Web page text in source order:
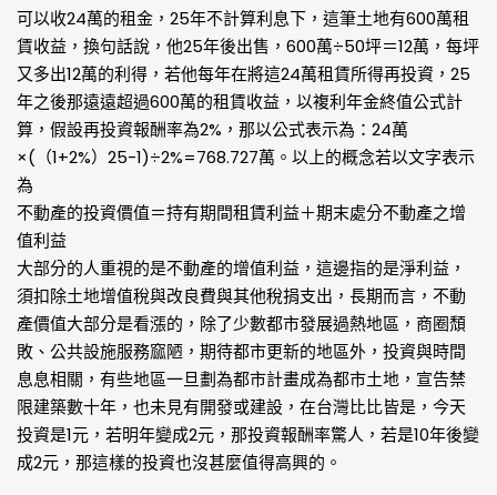
可以收24萬的租金，25年不計算利息下，這筆土地有600萬租
賃收益，換句話說，他25年後出售，600萬÷50坪＝12萬，每坪
又多出12萬的利得，若他每年在將這24萬租賃所得再投資，25
年之後那遠遠超過600萬的租賃收益，以複利年金終值公式計
算，假設再投資報酬率為2%，那以公式表示為：24萬
×(（1+2%）25-1)÷2%=768.727萬。以上的概念若以文字表示
為
不動產的投資價值＝持有期間租賃利益＋期末處分不動產之增
值利益
大部分的人重視的是不動產的增值利益，這邊指的是淨利益，
須扣除土地增值稅與改良費與其他稅捐支出，長期而言，不動
產價值大部分是看漲的，除了少數都市發展過熱地區，商圈頹
敗、公共設施服務窳陋，期待都市更新的地區外，投資與時間
息息相關，有些地區一旦劃為都市計畫成為都市土地，宣告禁
限建築數十年，也未見有開發或建設，在台灣比比皆是，今天
投資是1元，若明年變成2元，那投資報酬率驚人，若是10年後變
成2元，那這樣的投資也沒甚麼值得高興的。